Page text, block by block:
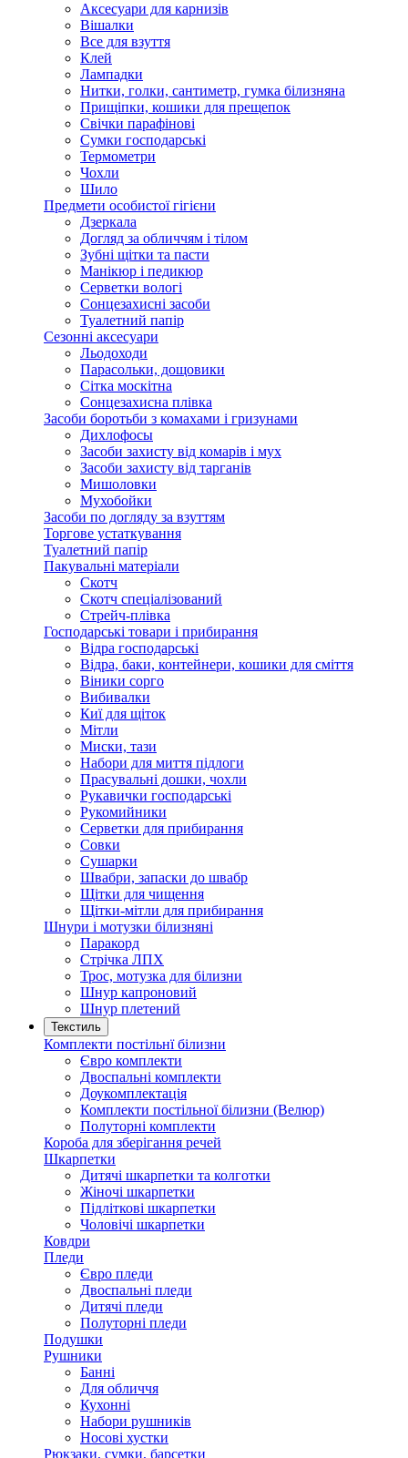
Аксесуари для карнизів
Вішалки
Все для взуття
Клей
Лампадки
Нитки, голки, сантиметр, гумка білизняна
Прищіпки, кошики для прещепок
Свічки парафінові
Сумки господарські
Термометри
Чохли
Шило
Предмети особистої гігієни
Дзеркала
Догляд за обличчям і тілом
Зубні щітки та пасти
Манікюр і педикюр
Серветки вологі
Сонцезахисні засоби
Туалетний папір
Сезонні аксесуари
Льодоходи
Парасольки, дощовики
Сітка москітна
Сонцезахисна плівка
Засоби боротьби з комахами і гризунами
Дихлофосы
Засоби захисту від комарів і мух
Засоби захисту від тарганів
Мишоловки
Мухобойки
Засоби по догляду за взуттям
Торгове устаткування
Туалетний папір
Пакувальні матеріали
Скотч
Скотч спеціалізований
Стрейч-плівка
Господарські товари і прибирання
Відра господарські
Відра, баки, контейнери, кошики для сміття
Віники сорго
Вибивалки
Киї для щіток
Мітли
Миски, тази
Набори для миття підлоги
Прасувальні дошки, чохли
Рукавички господарські
Рукомийники
Серветки для прибирання
Совки
Сушарки
Швабри, запаски до швабр
Щітки для чищення
Щітки-мітли для прибирання
Шнури і мотузки білизняні
Паракорд
Стрічка ЛПХ
Трос, мотузка для білизни
Шнур капроновий
Шнур плетений
Текстиль
Комплекти постільнї білизни
Євро комплекти
Двоспальні комплекти
Доукомплектація
Комплекти постільної білизни (Велюр)
Полуторні комплекти
Короба для зберігання речей
Шкарпетки
Дитячі шкарпетки та колготки
Жіночі шкарпетки
Підліткові шкарпетки
Чоловічі шкарпетки
Ковдри
Пледи
Євро пледи
Двоспальні пледи
Дитячі пледи
Полуторні пледи
Подушки
Рушники
Банні
Для обличчя
Кухонні
Набори рушників
Носові хустки
Рюкзаки, сумки, барсетки